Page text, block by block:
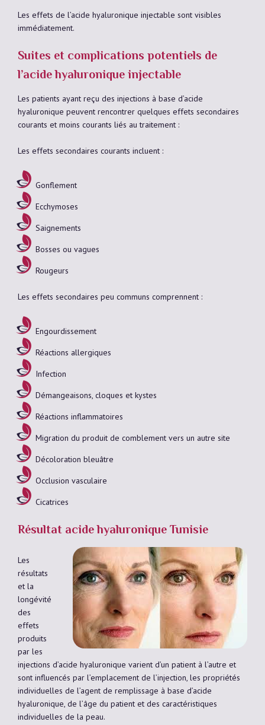
Les effets de l’acide hyaluronique injectable sont visibles
immédiatement.
Suites et complications potentiels de
l’acide hyaluronique injectable
Les patients ayant reçu des injections à base d’acide
hyaluronique peuvent rencontrer quelques effets secondaires
courants et moins courants liés au traitement :
Les effets secondaires courants incluent :
Gonflement
Ecchymoses
Saignements
Bosses ou vagues
Rougeurs
Les effets secondaires peu communs comprennent :
Engourdissement
Réactions allergiques
Infection
Démangeaisons, cloques et kystes
Réactions inflammatoires
Migration du produit de comblement vers un autre site
Décoloration bleuâtre
Occlusion vasculaire
Cicatrices
Résultat acide hyaluronique Tunisie
Les
résultats
et la
longévité
des
effets
produits
par les
injections d’acide hyaluronique varient d’un patient à l’autre et
sont influencés par l’emplacement de l’injection, les propriétés
individuelles de l’agent de remplissage à base d’acide
hyaluronique, de l’âge du patient et des caractéristiques
individuelles de la peau.